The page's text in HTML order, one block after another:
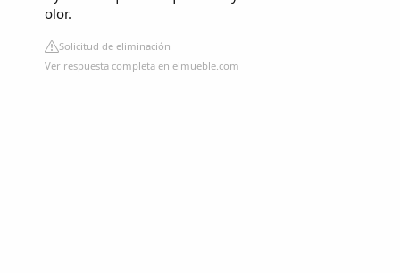
olor.
Solicitud de eliminación
Ver respuesta completa en elmueble.com